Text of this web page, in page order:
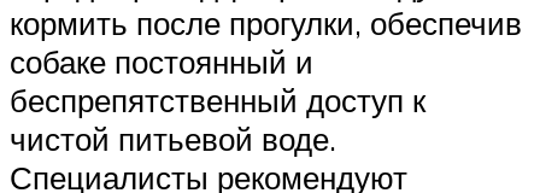
кормить после прогулки, обеспечив
собаке постоянный и
беспрепятственный доступ к
чистой питьевой воде.
Специалисты рекомендуют